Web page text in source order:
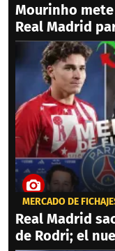
Mourinho
Real Madrid
MERCADO DE
Real Madrid
de Rodri; el